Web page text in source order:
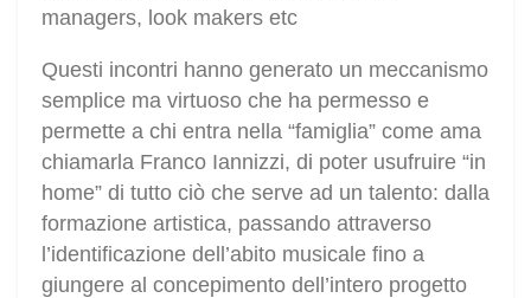
managers, look makers etc
Questi incontri hanno generato un meccanismo
semplice ma virtuoso che ha permesso e
permette a chi entra nella “famiglia” come ama
chiamarla Franco Iannizzi, di poter usufruire “in
home” di tutto ciò che serve ad un talento: dalla
formazione artistica, passando attraverso
l’identificazione dell’abito musicale fino a
giungere al concepimento dell’intero progetto